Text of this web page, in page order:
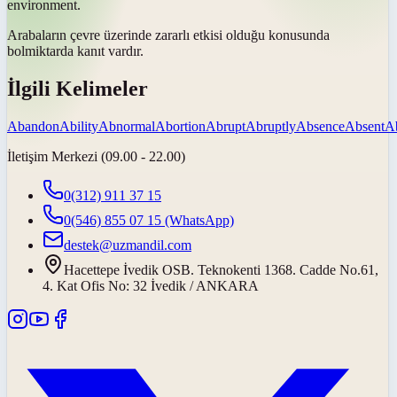
environment.
Arabaların çevre üzerinde zararlı etkisi olduğu konusunda
bolmiktarda kanıt vardır.
İlgili Kelimeler
AbandonAbilityAbnormalAbortionAbruptAbruptlyAbsenceAbsent
İletişim Merkezi (09.00 - 22.00)
0(312) 911 37 15
0(546) 855 07 15 (WhatsApp)
destek@uzmandil.com
Hacettepe İvedik OSB. Teknokenti 1368. Cadde No.61,
4. Kat Ofis No: 32 İvedik / ANKARA